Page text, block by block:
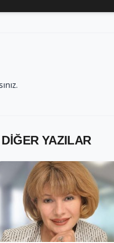
.
YAZILAR